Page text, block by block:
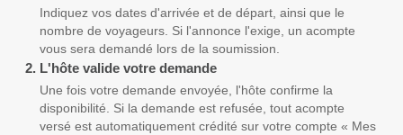
Indiquez vos dates d'arrivée et de départ, ainsi que le
nombre de voyageurs. Si l'annonce l'exige, un acompte
vous sera demandé lors de la soumission.
2. L'hôte valide votre demande
Une fois votre demande envoyée, l'hôte confirme la
disponibilité. Si la demande est refusée, tout acompte
versé est automatiquement crédité sur votre compte « Mes